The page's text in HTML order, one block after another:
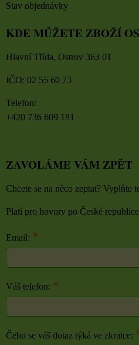
Stav objednávky
KDE MŮŽETE ZBOŽÍ
Hlavní Třída, Ostrov 363 01
IČO: 02 55 60 73
Telefon:
+420 736 609 181
ZAVOLÁME VÁM ZPĚT
Chcete se na něco zeptat? Vyplňte
Platí pro hovory po České
Email: *
Váš telefon: *
Čeho se váš dotaz týká ve zkratce: